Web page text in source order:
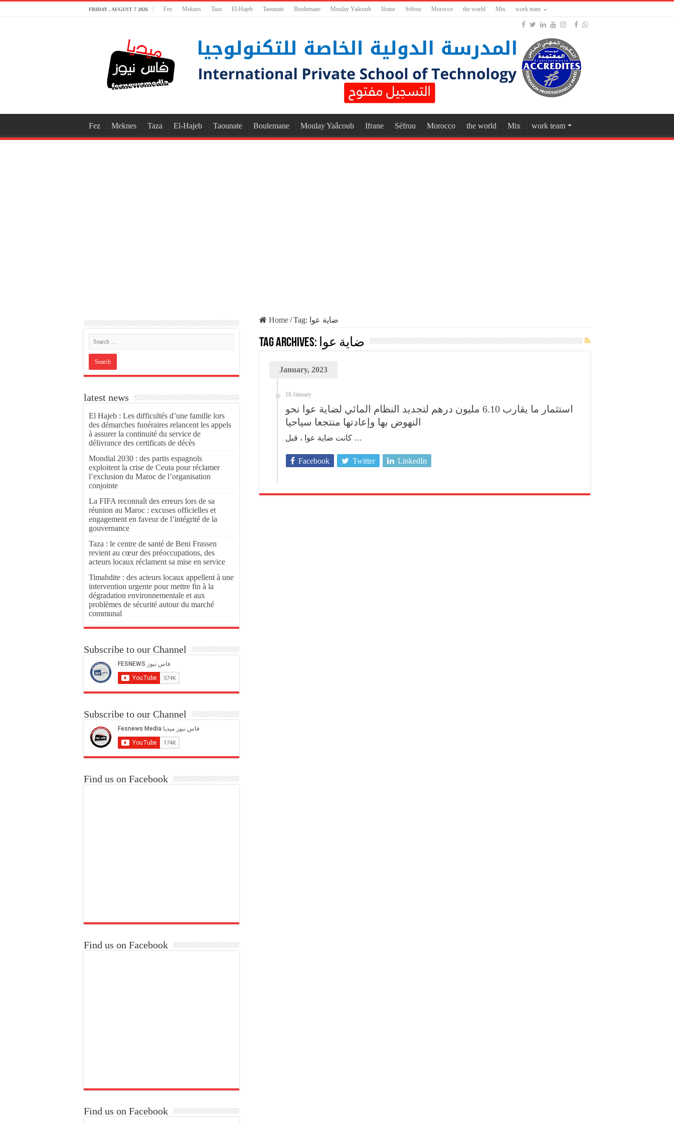
FRIDAY , AUGUST 7 2026 Fez Meknes Taza El-Hajeb Taounate Boulemane Moulay Yaâcoub Ifrane Séfrou Morocco the world Mix work team
Fez Meknes Taza El-Hajeb Taounate Boulemane Moulay Yaâcoub Ifrane Séfrou Morocco the world Mix work team
Home/Tag: ضاية عوا
Tag Archives: ضاية عوا
January, 2023
16 January
استثمار ما يقارب 6.10 مليون درهم لتجديد النظام المائي لضاية عوا نحو
النهوض بها وإعادتها منتجعا سياحيا
كانت ضاية عوا ، قبل …
Facebook Twitter LinkedIn
latest news
El Hajeb : Les difficultés d’une famille lors
des démarches funéraires relancent les appels
à assurer la continuité du service de
délivrance des certificats de décès
Mondial 2030 : des partis espagnols
exploitent la crise de Ceuta pour réclamer
l’exclusion du Maroc de l’organisation
conjointe
La FIFA reconnaît des erreurs lors de sa
réunion au Maroc : excuses officielles et
engagement en faveur de l’intégrité de la
gouvernance
Taza : le centre de santé de Beni Frassen
revient au cœur des préoccupations, des
acteurs locaux réclament sa mise en service
Timahdite : des acteurs locaux appellent à une
intervention urgente pour mettre fin à la
dégradation environnementale et aux
problèmes de sécurité autour du marché
communal
Subscribe to our Channel
Subscribe to our Channel
Find us on Facebook
Find us on Facebook
Find us on Facebook